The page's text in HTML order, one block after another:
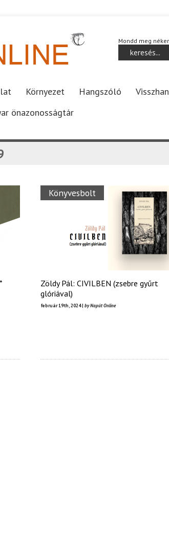
Mondd meg
Környezet Hangszóló
önazonosságtár
Könyvesbolt
Zöldy Pál: CIVILBEN (zsebre gyűrt
glóriával)
február 19th, 2024 | by Napút Online